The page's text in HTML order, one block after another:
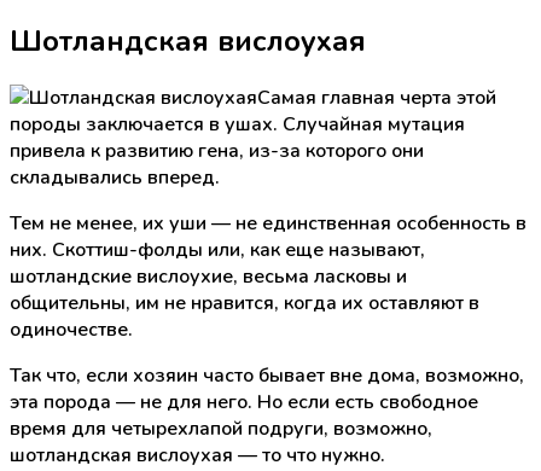
Шотландская вислоухая
Самая главная черта этой
породы заключается в ушах. Случайная мутация
привела к развитию гена, из-за которого они
складывались вперед.
Тем не менее, их уши — не единственная особенность в
них. Скоттиш-фолды или, как еще называют,
шотландские вислоухие, весьма ласковы и
общительны, им не нравится, когда их оставляют в
одиночестве.
Так что, если хозяин часто бывает вне дома, возможно,
эта порода — не для него. Но если есть свободное
время для четырехлапой подруги, возможно,
шотландская вислоухая — то что нужно.